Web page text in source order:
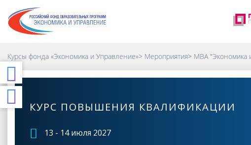
Курсы фонда «Экономика и Управление»> Мероприятия> MBA "Экономика
КУРС ПОВЫШЕНИЯ КВАЛИФИКАЦИИ
13 - 14 июля 2027